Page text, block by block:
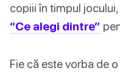
copiii în timpul
“Ce alegi dintre”
Fie că este vorba de